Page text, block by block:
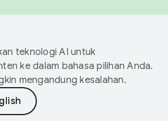
teknologi AI untuk
ke dalam bahasa pilihan Anda.
mengandung kesalahan.